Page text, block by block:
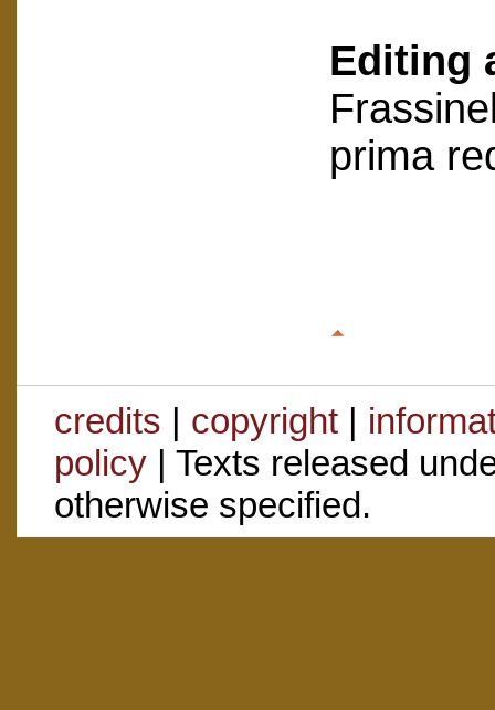
Editing
prima
credits | copyright|
policy| Texts released
otherwise specified.